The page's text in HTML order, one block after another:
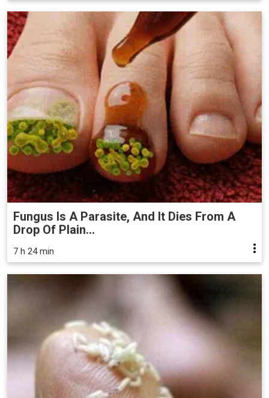
Fungus Is A Parasite, And It Dies From A
Drop Of Plain...
7 h 24 min